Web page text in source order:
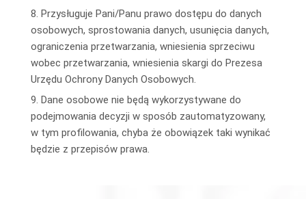
8. Przysługuje Pani/Panu prawo dostępu do danych
osobowych, sprostowania danych, usunięcia danych,
ograniczenia przetwarzania, wniesienia sprzeciwu
wobec przetwarzania, wniesienia skargi do Prezesa
Urzędu Ochrony Danych Osobowych.
9. Dane osobowe nie będą wykorzystywane do
podejmowania decyzji w sposób zautomatyzowany,
w tym profilowania, chyba że obowiązek taki wynikać
będzie z przepisów prawa.